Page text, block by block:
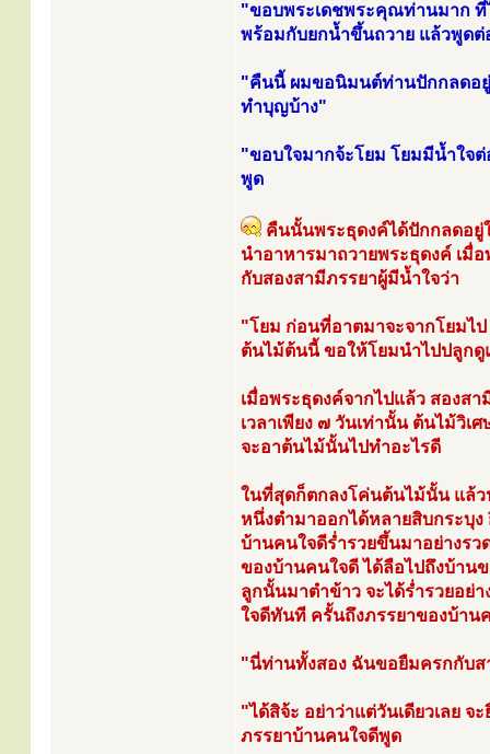
"ขอบพระเดชพระคุณท่านมาก
พร้อมกับยกน้ำขึ้นถวาย แล้วพูดต่
"คืนนี้ ผมขอนิมนต์ท่านปักกลดอยู่
ทำบุญบ้าง"
"ขอบใจมากจ้ะโยม โยมมีน้ำใจ
พูด
คืนนั้นพระธุดงค์ได้ปักกลดอยู่
นำอาหารมาถวายพระธุดงค์ เมื่
กับสองสามีภรรยาผู้มีน้ำใจว่า
"โยม ก่อนที่อาตมาจะจากโยมไ
ต้นไม้ต้นนี้ ขอให้โยมนำไปปลูก
เมื่อพระธุดงค์จากไปแล้ว สองส
เวลาเพียง ๗ วันเท่านั้น ต้นไม้วิ
จะอาต้นไม้นั้นไปทำอะไรดี
ในที่สุดก็ตกลงโค่นต้นไม้นั้น แล้ว
หนึ่งตำมาออกได้หลายสิบกระบุ
บ้านคนใจดีร่ำรวยขึ้นมาอย่างรว
ของบ้านคนใจดี ได้ลือไปถึงบ้าน
ลูกนั้นมาตำข้าว จะได้ร่ำรวยอย่
ใจดีทันที ครั้นถึงภรรยาของบ้าน
"นี่ท่านทั้งสอง ฉันขอยืมครกกับ
"ได้สิจ้ะ อย่าว่าแต่วันเดียวเลย
ภรรยาบ้านคนใจดีพูด